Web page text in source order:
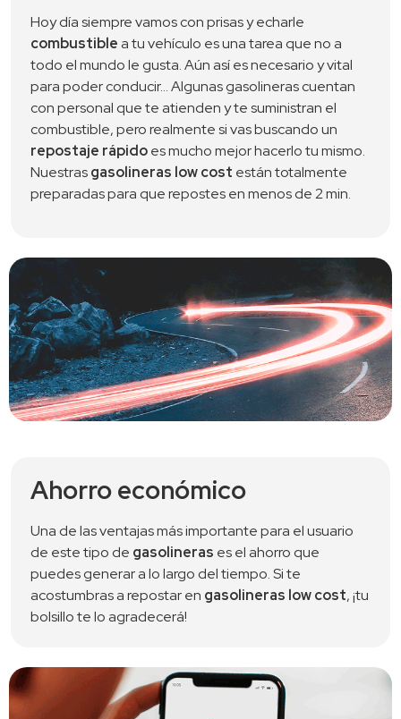
combustible a tu vehículo es una tarea que no a
todo el mundo le gusta. Aún así es necesario y vital
para poder conducir… Algunas gasolineras cuentan
con personal que te atienden y te suministran el
repostaje rápido es mucho mejor hacerlo tu mismo.
Nuestras gasolineras low cost están totalmente
preparadas para que repostes en menos de 2 min.
Ahorro económico
Una de las ventajas más importante para el usuario
de este tipo de gasolineras es el ahorro que
puedes generar a lo largo del tiempo. Si te
acostumbras a repostar en gasolineras low cost, ¡tu
bolsillo te lo agradecerá!